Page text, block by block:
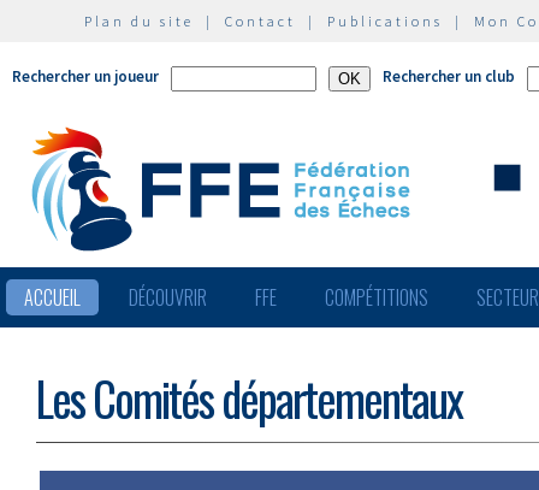
Plan du site | Contact | Publications | Mon
Rechercher un joueur Rechercher un club
ACCUEIL DÉCOUVRIR FFE COMPÉTITIONS
Les Comités départementaux